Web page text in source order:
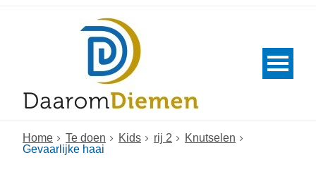
Home Te doen Kids rij 2
Knutselen
Gevaarlijke haai